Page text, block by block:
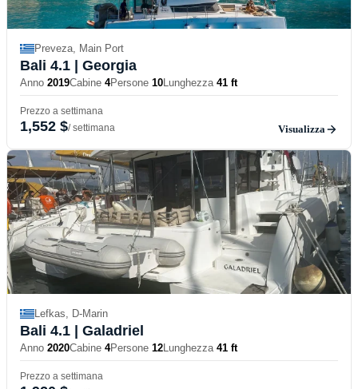
Preveza, Main Port
Bali 4.1 | Georgia
Anno 2019Cabine 4Persone 10Lunghezza 41 ft
Prezzo a settimana
1,552 $/ settimana Visualizza
Lefkas, D-Marin
Bali 4.1 | Galadriel
Anno 2020Cabine 4Persone 12Lunghezza 41 ft
Prezzo a settimana